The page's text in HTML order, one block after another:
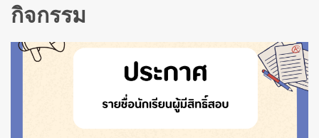
กิจกรรม